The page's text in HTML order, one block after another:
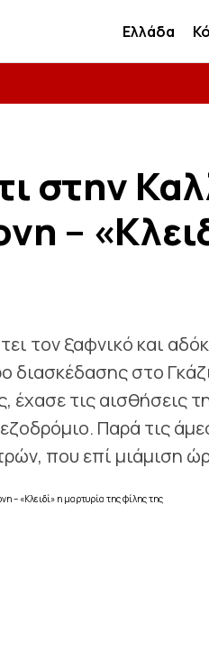
Ελλάδα
στην
–
τον ξαφνικό και
διασκέδασης στο
έχασε τις αισθήσεις
Παρά τις
που επί μιάμιση